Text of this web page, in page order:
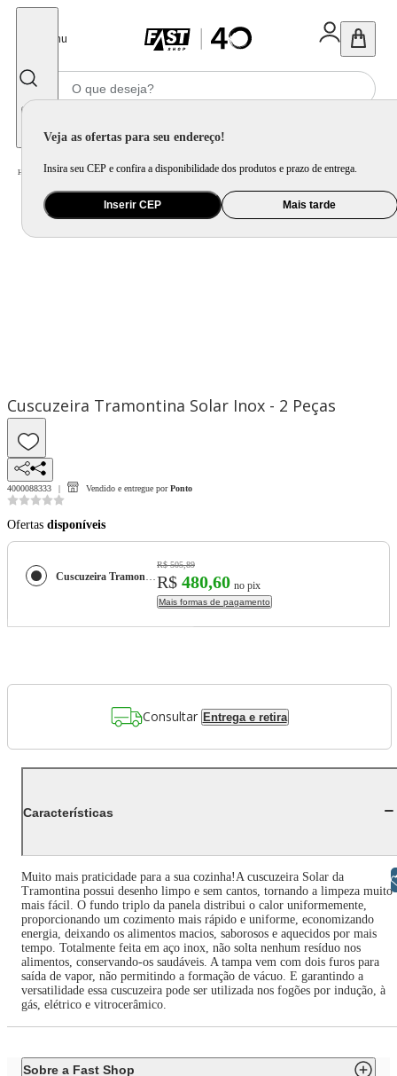
Menu
Veja as ofertas para seu endereço!
Insira seu CEP e confira a disponibilidade dos produtos e prazo de entrega.
Inserir CEP Mais tarde
Home Utilidade Doméstica Cozinha / Jogo de Panela e Panela Avulsa
Cuscuzeira Tramontina Solar Inox - 2 Peças
4000088333 Vendido e entregue por Ponto
Ofertas disponíveis
Cuscuzeira Tramontina Solar Inox - 2 Peças
R$ 505,89
R$ 480,60 no pix
Mais formas de pagamento
Consultar Entrega e retira
Características
Muito mais praticidade para a sua cozinha!A cuscuzeira Solar da
Tramontina possui desenho limpo e sem cantos, tornando a limpeza muito
mais fácil. O fundo triplo da panela distribui o calor uniformemente,
proporcionando um cozimento mais rápido e uniforme, economizando
energia, deixando os alimentos macios, saborosos e aquecidos por mais
tempo. Totalmente feita em aço inox, não solta nenhum resíduo nos
alimentos, conservando-os saudáveis. A tampa vem com dois furos para
saída de vapor, não permitindo a formação de vácuo. E garantindo a
versatilidade essa cuscuzeira pode ser utilizada nos fogões por indução, à
gás, elétrico e vitrocerâmico.
Sobre a Fast Shop
Libras